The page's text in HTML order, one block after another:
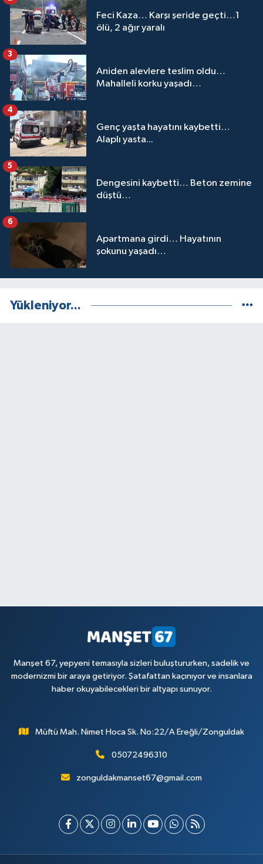
Feci Kaza… Karşı şeride geçti…1
ölü, 2 ağır yaralı
Aniden alevlere teslim oldu…
Mahalleli korku yaşadı…
3
Genç yaşta hayatını kaybetti…
Alaplı yasta...
4
Dengesini kaybetti… Beton zemine
düştü…
5
Apartmana girdi… Hayatının
şokunu yaşadı…
6
Yükleniyor...
Manşet 67, yepyeni temasıyla sizleri buluştururken, sadelik ve
modernizmi bir araya getiriyor. Şatafattan kaçınıyor ve insanlara
haber okuyabilecekleri bir altyapı sunuyor.
Müftü Mah. Nimet Hoca Sk. No:22/A Ereğli/Zonguldak
05072496310
zonguldakmanset67@gmail.com